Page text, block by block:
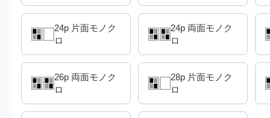
24p 片面モノク
ロ
24p 両面モノク
ロ
26p 両面モノク
ロ
28p 片面モノク
ロ